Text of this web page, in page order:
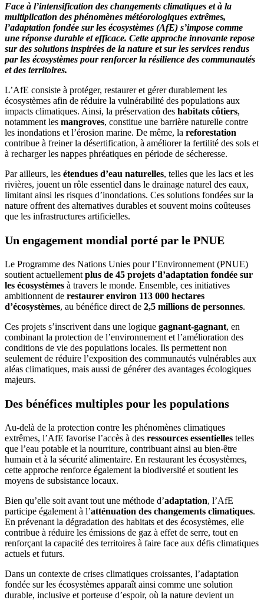
fondée
sur
les
écosystèmes
:
quand
devient
un
allié
face
aux
changements
climatiques
Face à l’intensification des changements climatiques et à la
multiplication des phénomènes météorologiques extrêmes,
l’adaptation fondée sur les écosystèmes (AfE) s’impose comme
une réponse durable et efficace. Cette approche innovante repose
sur des solutions inspirées de la nature et sur les services rendus
par les écosystèmes pour renforcer la résilience des communautés
et des territoires.
L’AfE consiste à protéger, restaurer et gérer durablement les
écosystèmes afin de réduire la vulnérabilité des populations aux
impacts climatiques. Ainsi, la préservation des habitats côtiers,
notamment les mangroves, constitue une barrière naturelle contre
les inondations et l’érosion marine. De même, la reforestation
contribue à freiner la désertification, à améliorer la fertilité des sols et
à recharger les nappes phréatiques en période de sécheresse.
Par ailleurs, les étendues d’eau naturelles, telles que les lacs et les
rivières, jouent un rôle essentiel dans le drainage naturel des eaux,
limitant ainsi les risques d’inondations. Ces solutions fondées sur la
nature offrent des alternatives durables et souvent moins coûteuses
que les infrastructures artificielles.
Un engagement mondial porté par le PNUE
Le Programme des Nations Unies pour l’Environnement (PNUE)
soutient actuellement plus de 45 projets d’adaptation fondée sur
les écosystèmes à travers le monde. Ensemble, ces initiatives
ambitionnent de restaurer environ 113 000 hectares
d’écosystèmes, au bénéfice direct de 2,5 millions de personnes.
Ces projets s’inscrivent dans une logique gagnant-gagnant, en
combinant la protection de l’environnement et l’amélioration des
conditions de vie des populations locales. Ils permettent non
seulement de réduire l’exposition des communautés vulnérables aux
aléas climatiques, mais aussi de générer des avantages écologiques
majeurs.
Des bénéfices multiples pour les populations
Au-delà de la protection contre les phénomènes climatiques
extrêmes, l’AfE favorise l’accès à des ressources essentielles telles
que l’eau potable et la nourriture, contribuant ainsi au bien-être
humain et à la sécurité alimentaire. En restaurant les écosystèmes,
cette approche renforce également la biodiversité et soutient les
moyens de subsistance locaux.
Bien qu’elle soit avant tout une méthode d’adaptation, l’AfE
participe également à l’atténuation des changements climatiques.
En prévenant la dégradation des habitats et des écosystèmes, elle
contribue à réduire les émissions de gaz à effet de serre, tout en
renforçant la capacité des territoires à faire face aux défis climatiques
actuels et futurs.
Dans un contexte de crises climatiques croissantes, l’adaptation
fondée sur les écosystèmes apparaît ainsi comme une solution
durable, inclusive et porteuse d’espoir, où la nature devient un